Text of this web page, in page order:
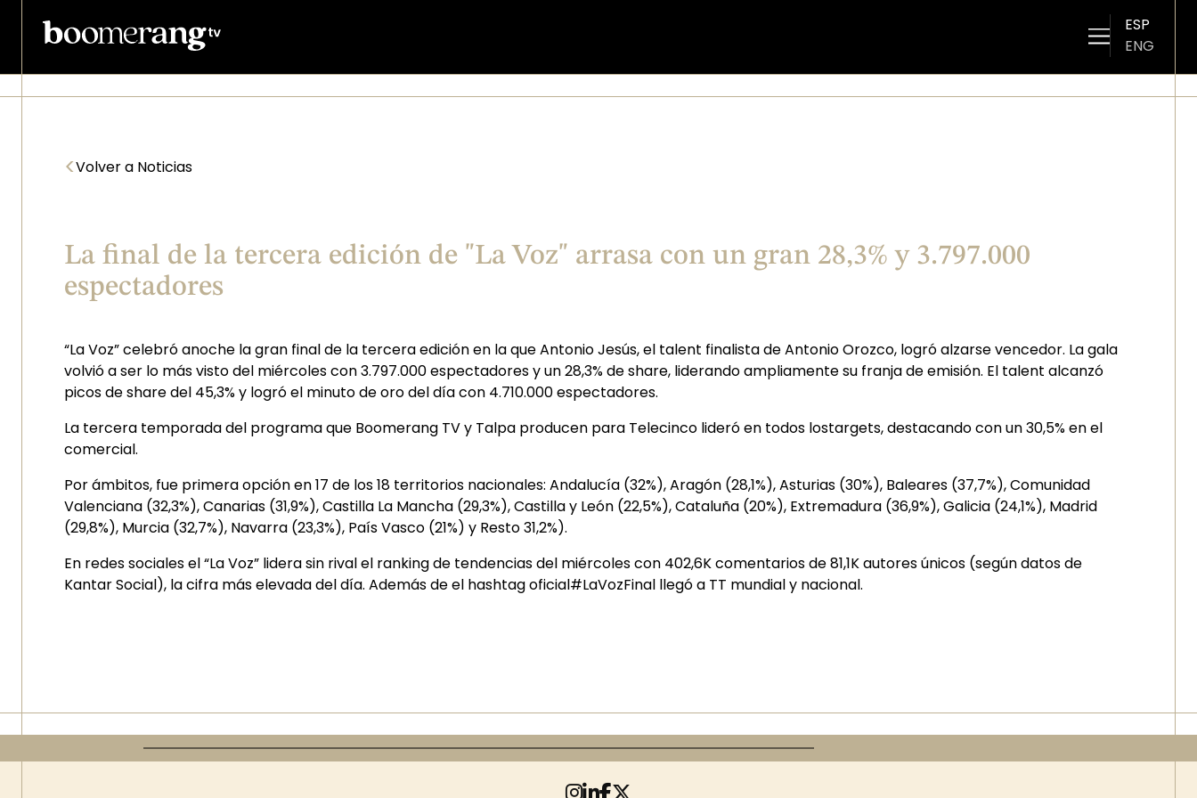
ESP
ENG
<Volver a Noticias
La final de la tercera edición de "La Voz" arrasa con un gran 28,3% y 3.797.000
espectadores
“La Voz” celebró anoche la gran final de la tercera edición en la que Antonio Jesús, el talent finalista de Antonio Orozco, logró alzarse vencedor. La gala
volvió a ser lo más visto del miércoles con 3.797.000 espectadores y un 28,3% de share, liderando ampliamente su franja de emisión. El talent alcanzó
picos de share del 45,3% y logró el minuto de oro del día con 4.710.000 espectadores.
La tercera temporada del programa que Boomerang TV y Talpa producen para Telecinco lideró en todos lostargets, destacando con un 30,5% en el
comercial.
Por ámbitos, fue primera opción en 17 de los 18 territorios nacionales: Andalucía (32%), Aragón (28,1%), Asturias (30%), Baleares (37,7%), Comunidad
Valenciana (32,3%), Canarias (31,9%), Castilla La Mancha (29,3%), Castilla y León (22,5%), Cataluña (20%), Extremadura (36,9%), Galicia (24,1%), Madrid
(29,8%), Murcia (32,7%), Navarra (23,3%), País Vasco (21%) y Resto 31,2%).
En redes sociales el “La Voz” lidera sin rival el ranking de tendencias del miércoles con 402,6K comentarios de 81,1K autores únicos (según datos de
Kantar Social), la cifra más elevada del día. Además de el hashtag oficial#LaVozFinal llegó a TT mundial y nacional.